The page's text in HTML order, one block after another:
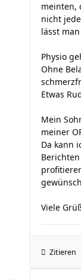
meinten,
nicht
lässt
Physio
Ohne
Etwas
Mein
meiner
Da kann
Viele
Zitieren